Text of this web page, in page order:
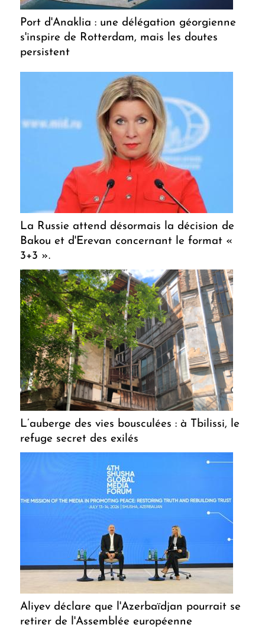
Port d'Anaklia : une délégation géorgienne
s'inspire de Rotterdam, mais les doutes
persistent
La Russie attend désormais la décision de
Bakou et d'Erevan concernant le format «
3+3 ».
L’auberge des vies bousculées : à Tbilissi, le
refuge secret des exilés
Aliyev déclare que l'Azerbaïdjan pourrait se
retirer de l'Assemblée européenne